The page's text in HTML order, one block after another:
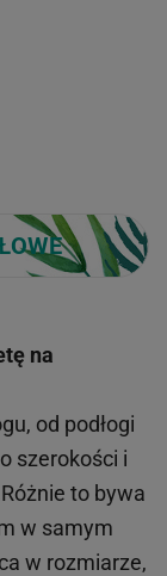
na
od podłogi
szerokości i
to bywa
w samym
w rozmiarze,